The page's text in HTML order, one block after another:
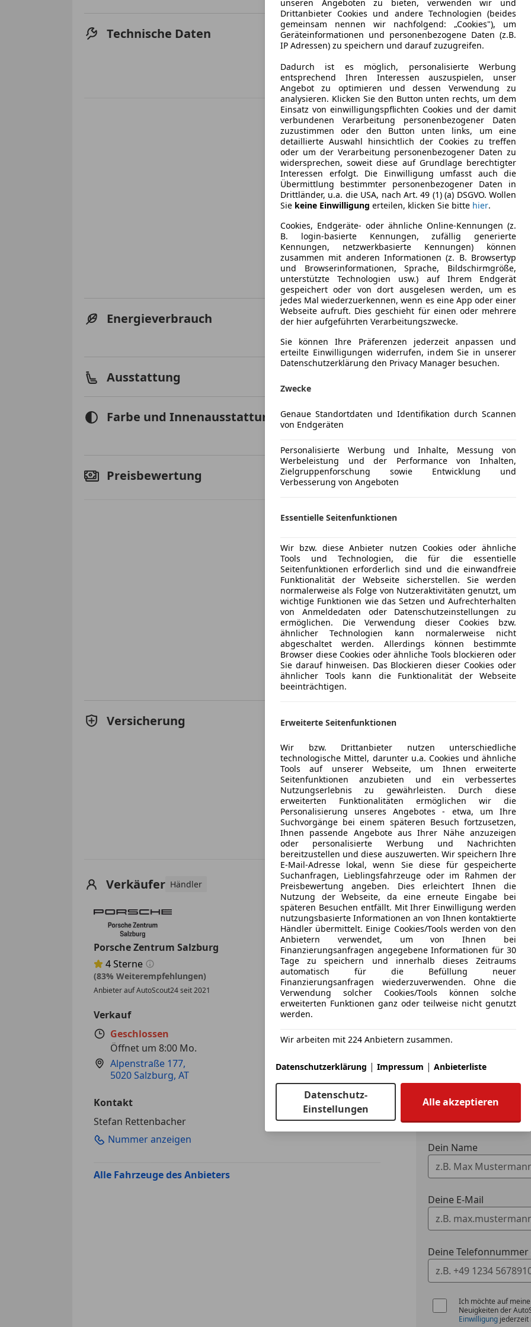
Technische Daten Leistung
145 kW
Getriebe
Leergewicht
2 480 kg
Energieverbrauch Kraftstoff
CO₂-Emissionen
0 g/km
Ausstattung
Sitzheizung
Start/Stop-
Tempomat
Unterhaltung/Media
Android
Apple
Sicherheit
ABS
Airbag
Alarmanlage
ESP
Isofix
LED-
Seitenairbag
Voll-LED
Extras
Alufelgen
Pannenkit
Spoiler
Sportpaket
Farbe und Innenausstattung Außenfarbe
Grau
Preisbewertung Mehr anzeigen
Versicherung Kfz-Versicherung
Versicherungsschutz an Ihre Bedürfnisse
Freischaden-Gutschein ab Stufe 0
Auto einfach online versichern & Rabatt holen
Jetzt berechnen
Verkäufer Händler
Porsche Zentrum Salzburg
Sternebewertung 4 von 5
4Sterne
(83% Weiterempfehlungen)
Anbieter auf AutoScout24 seit 2021
Verkauf
Geschlossen
Öffnet um 8:00 Mo.
Alpenstraße 177,
5020 Salzburg, AT
Kontakt
Stefan Rettenbacher
Nummer anzeigen
Alle Fahrzeuge des Anbieters
Anbieter
Deine Nachricht
Eintauschwagen:
Ich möchte mein
Fahrzeugdaten
Dein Name
Deine E-Mail
Deine
Ich möchte auf
Neuigkeiten der
Einwilligung jederzeit
unseren Angeboten zu bieten, verwenden wir und
Drittanbieter Cookies und andere Technologien (beides
gemeinsam nennen wir nachfolgend: „Cookies"), um
Geräteinformationen und personenbezogene Daten (z.B.
IP Adressen) zu speichern und darauf zuzugreifen.
Dadurch ist es möglich, personalisierte Werbung
entsprechend Ihren Interessen auszuspielen, unser
Angebot zu optimieren und dessen Verwendung zu
analysieren. Klicken Sie den Button unten rechts, um dem
Einsatz von einwilligungspflichten Cookies und der damit
verbundenen Verarbeitung personenbezogener Daten
zuzustimmen oder den Button unten links, um eine
detaillierte Auswahl hinsichtlich der Cookies zu treffen
oder um der Verarbeitung personenbezogener Daten zu
widersprechen, soweit diese auf Grundlage berechtigter
Interessen erfolgt. Die Einwilligung umfasst auch die
Übermittlung bestimmter personenbezogener Daten in
Drittländer, u.a. die USA, nach Art. 49 (1) (a) DSGVO. Wollen
Sie keine Einwilligung erteilen, klicken Sie bitte hier.
Cookies, Endgeräte- oder ähnliche Online-Kennungen (z.
B. login-basierte Kennungen, zufällig generierte
Kennungen, netzwerkbasierte Kennungen) können
zusammen mit anderen Informationen (z. B. Browsertyp
und Browserinformationen, Sprache, Bildschirmgröße,
unterstützte Technologien usw.) auf Ihrem Endgerät
gespeichert oder von dort ausgelesen werden, um es
jedes Mal wiederzuerkennen, wenn es eine App oder einer
Webseite aufruft. Dies geschieht für einen oder mehrere
der hier aufgeführten Verarbeitungszwecke.
Sie können Ihre Präferenzen jederzeit anpassen und
erteilte Einwilligungen widerrufen, indem Sie in unserer
Datenschutzerklärung den Privacy Manager besuchen.
Zwecke
Genaue Standortdaten und Identifikation durch Scannen
von Endgeräten
Personalisierte Werbung und Inhalte, Messung von
Werbeleistung und der Performance von Inhalten,
Zielgruppenforschung sowie Entwicklung und
Verbesserung von Angeboten
Essentielle Seitenfunktionen
Wir bzw. diese Anbieter nutzen Cookies oder ähnliche
Tools und Technologien, die für die essentielle
Seitenfunktionen erforderlich sind und die einwandfreie
Funktionalität der Webseite sicherstellen. Sie werden
normalerweise als Folge von Nutzeraktivitäten genutzt, um
wichtige Funktionen wie das Setzen und Aufrechterhalten
von Anmeldedaten oder Datenschutzeinstellungen zu
ermöglichen. Die Verwendung dieser Cookies bzw.
ähnlicher Technologien kann normalerweise nicht
abgeschaltet werden. Allerdings können bestimmte
Browser diese Cookies oder ähnliche Tools blockieren oder
Sie darauf hinweisen. Das Blockieren dieser Cookies oder
ähnlicher Tools kann die Funktionalität der Webseite
beeinträchtigen.
Erweiterte Seitenfunktionen
Wir bzw. Drittanbieter nutzen unterschiedliche
technologische Mittel, darunter u.a. Cookies und ähnliche
Tools auf unserer Webseite, um Ihnen erweiterte
Seitenfunktionen anzubieten und ein verbessertes
Nutzungserlebnis zu gewährleisten. Durch diese
erweiterten Funktionalitäten ermöglichen wir die
Personalisierung unseres Angebotes - etwa, um Ihre
Suchvorgänge bei einem späteren Besuch fortzusetzen,
Ihnen passende Angebote aus Ihrer Nähe anzuzeigen
oder personalisierte Werbung und Nachrichten
bereitzustellen und diese auszuwerten. Wir speichern Ihre
E-Mail-Adresse lokal, wenn Sie diese für gespeicherte
Suchanfragen, Lieblingsfahrzeuge oder im Rahmen der
Preisbewertung angeben. Dies erleichtert Ihnen die
Nutzung der Webseite, da eine erneute Eingabe bei
späteren Besuchen entfällt. Mit Ihrer Einwilligung werden
nutzungsbasierte Informationen an von Ihnen kontaktierte
Händler übermittelt. Einige Cookies/Tools werden von den
Anbietern verwendet, um von Ihnen bei
Finanzierungsanfragen angegebene Informationen für 30
Tage zu speichern und innerhalb dieses Zeitraums
automatisch für die Befüllung neuer
Finanzierungsanfragen wiederzuverwenden. Ohne die
Verwendung solcher Cookies/Tools können solche
erweiterten Funktionen ganz oder teilweise nicht genutzt
werden.
Wir arbeiten mit 224 Anbietern zusammen.
Datenschutzerklärung | Impressum | Anbieterliste
Datenschutz-
Einstellungen
Alle akzeptieren